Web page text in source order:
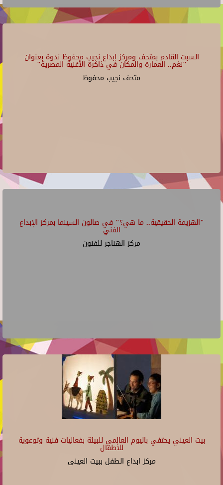
السبت القادم بمتحف ومركز إبداع نجيب محفوظ ندوة بعنوان
"نغم.. العمارة والمكان في ذاكرة الأغنية المصرية"
متحف نجيب محفوظ
"الهزيمة الحقيقية.. ما هي؟" في صالون السينما بمركز الإبداع
الفني
مركز الهناجر للفنون
بيت العيني يحتفي باليوم العالمي للبيئة بفعاليات فنية وتوعوية
للأطفال
مركز ابداع الطفل ببيت العينى